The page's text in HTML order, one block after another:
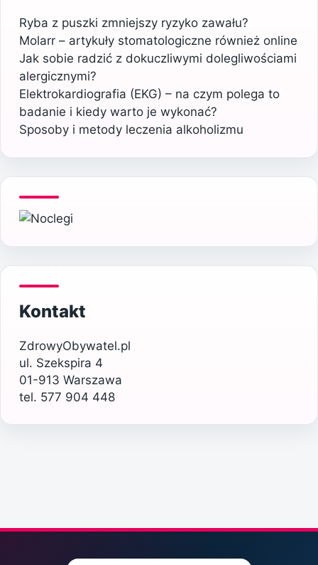
Ryba z puszki zmniejszy ryzyko zawału?
Molarr – artykuły stomatologiczne również online
Jak sobie radzić z dokuczliwymi dolegliwościami
alergicznymi?
Elektrokardiografia (EKG) – na czym polega to
badanie i kiedy warto je wykonać?
Sposoby i metody leczenia alkoholizmu
Kontakt
ZdrowyObywatel.pl
ul. Szekspira 4
01-913 Warszawa
tel. 577 904 448